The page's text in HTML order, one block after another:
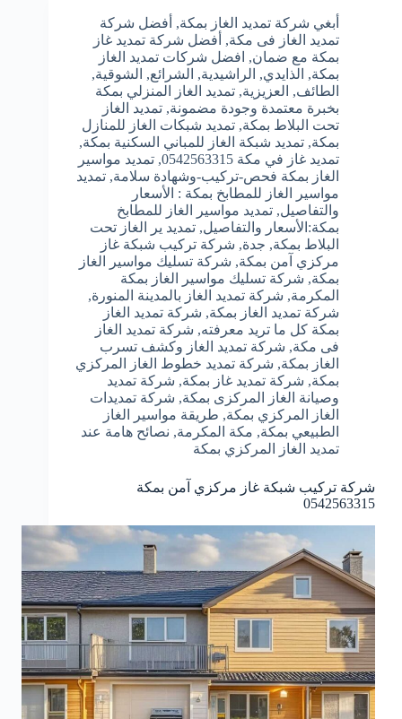
أبغي شركة تمديد الغاز بمكة, أفضل شركة
تمديد الغاز فى مكة, أفضل شركة تمديد غاز
بمكة مع ضمان, افضل شركات تمديد الغاز
بمكة, الذايدي, الراشيدية, الشرائع, الشوقية,
الطائف, العزيزية, تمديد الغاز المنزلي بمكة
بخبرة معتمدة وجودة مضمونة, تمديد الغاز
تحت البلاط بمكة, تمديد شبكات الغاز للمنازل
بمكة, تمديد شبكة الغاز للمباني السكنية بمكة,
تمديد غاز في مكة 0542563315
, تمديد مواسير
الغاز بمكة فحص-تركيب-وشهادة سلامة, تمديد
مواسير الغاز للمطابخ بمكة : الأسعار
والتفاصيل, تمديد مواسير الغاز للمطابخ
بمكة:الأسعار والتفاصيل, تمديد ير الغاز تحت
البلاط بمكة, جدة, شركة تركيب شبكة غاز
مركزي آمن بمكة, شركة تسليك مواسير الغاز
بمكة, شركة تسليك مواسير الغاز بمكة
المكرمة, شركة تمديد الغاز بالمدينة المنورة,
شركة تمديد الغاز بمكة, شركة تمديد الغاز
بمكة كل ما تريد معرفته, شركة تمديد الغاز
فى مكة, شركة تمديد الغاز وكشف تسرب
الغاز بمكة, شركة تمديد خطوط الغاز المركزي
بمكة, شركة تمديد غاز بمكة, شركة تمديد
وصيانة الغاز المركزى بمكة, شركة تمديدات
الغاز المركزي بمكة, طريقة مواسير الغاز
الطبيعي بمكة, مكة المكرمة, نصائح هامة عند
تمديد الغاز المركزي بمكة
شركة تركيب شبكة غاز مركزي آمن بمكة
0542563315